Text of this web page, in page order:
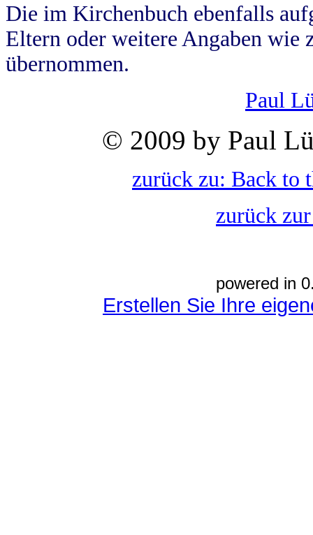
Die im Kirchenbuch ebenfalls
Eltern oder weitere Angaben wie
übernommen.
Paul
© 2009 by Paul
zurück zu: Back to
zurück
powered in
Erstellen Sie Ihre